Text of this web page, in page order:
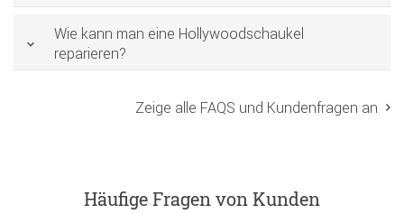
Wie kann man eine Hollywoodschaukel
reparieren?
Zeige alle FAQS und Kundenfragen an
Häufige Fragen von Kunden